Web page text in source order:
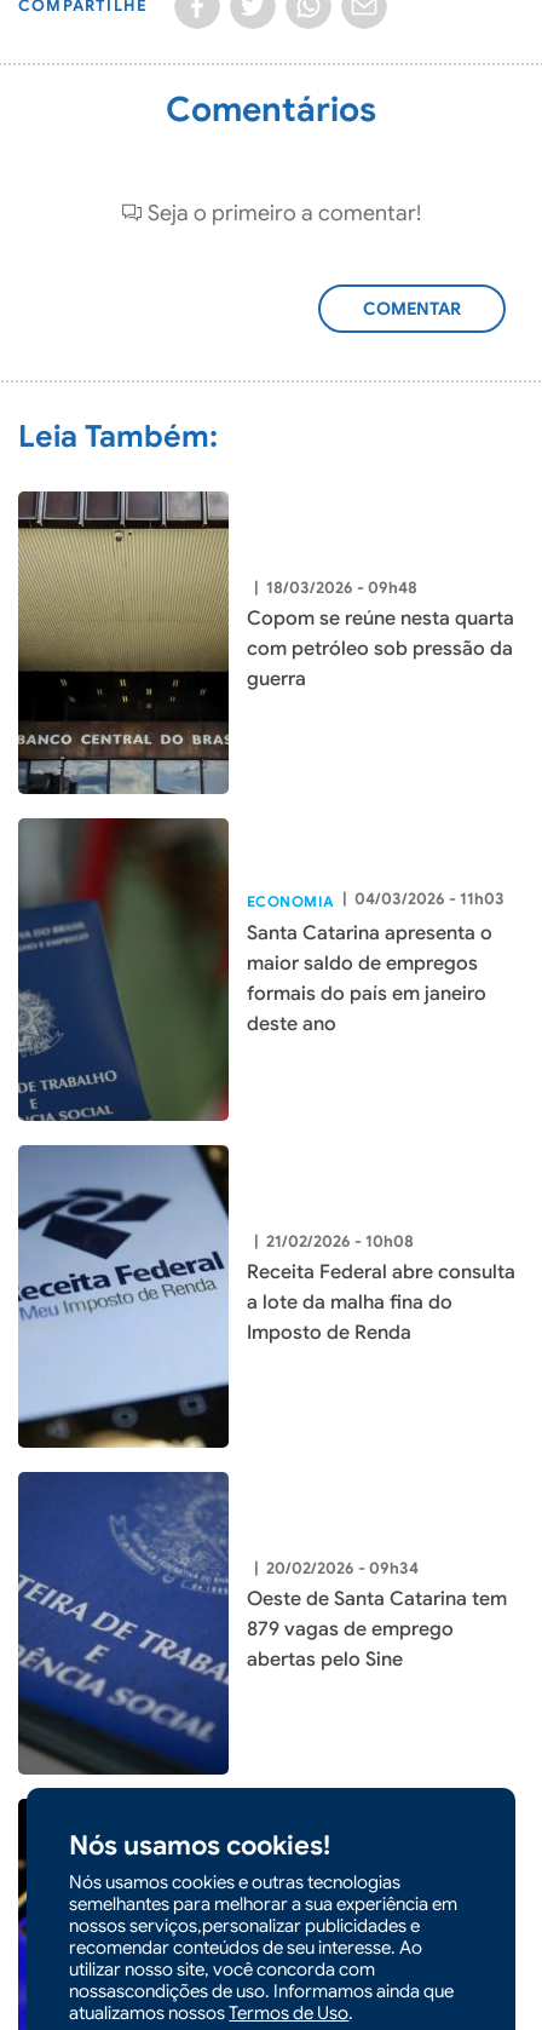
Nós usamos cookies!
Nós usamos cookies e outras tecnologias
semelhantes para melhorar a sua experiência em
nossos serviços,personalizar publicidades e
recomendar conteúdos de seu interesse. Ao
utilizar nosso site, você concorda com
nossascondições de uso. Informamos ainda que
atualizamos nossosTermos de Uso.
COMPARTILHE
Comentários
Seja o primeiro a comentar!
ADICIONAR
Leia Também:
| 18/03/2026 - 09h48
Copom se reúne nesta quarta
com petróleo sob pressão da
guerra
ECONOMIA | 04/03/2026 - 11h03
Santa Catarina apresenta o
maior saldo de empregos
formais do país em janeiro
deste ano
| 21/02/2026 - 10h08
Receita Federal abre consulta
a lote da malha fina do
Imposto de Renda
| 20/02/2026 - 09h34
Oeste de Santa Catarina tem
879 vagas de emprego
abertas pelo Sine
ECONOMIA | 16/02/2026 - 08h53
Firjan alerta para impacto de
R$ 180 bilhões com fim da
escala 6x1